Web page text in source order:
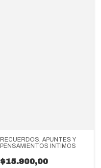
RECUERDOS, APUNTES Y
PENSAMIENTOS INTIMOS
$15.900,00